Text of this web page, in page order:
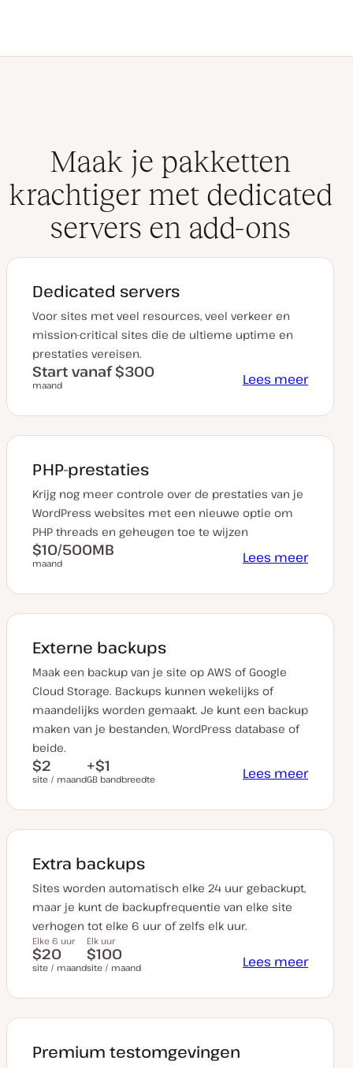
Maak je pakketten
krachtiger met dedicated
servers en add-ons
Dedicated servers
Voor sites met veel resources, veel verkeer en
mission-critical sites die de ultieme uptime en
prestaties vereisen.
Start vanaf $300
maand Lees meer
PHP-prestaties
Krijg nog meer controle over de prestaties van je
WordPress websites met een nieuwe optie om
PHP threads en geheugen toe te wijzen
$10/500MB
maand Lees meer
Externe backups
Maak een backup van je site op AWS of Google
Cloud Storage. Backups kunnen wekelijks of
maandelijks worden gemaakt. Je kunt een backup
maken van je bestanden, WordPress database of
beide.
$2
site / maand
+$1
GB bandbreedte Lees meer
Extra backups
Sites worden automatisch elke 24 uur gebackupt,
maar je kunt de backupfrequentie van elke site
verhogen tot elke 6 uur of zelfs elk uur.
Elke 6 uur
$20
site / maand
Elk uur
$100
site / maand Lees meer
Premium testomgevingen